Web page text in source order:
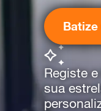
Registe
sua